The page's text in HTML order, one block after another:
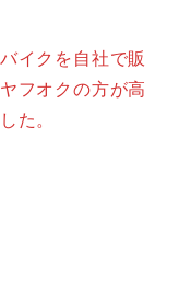
イクを自社で販
フオクの方が高
た。